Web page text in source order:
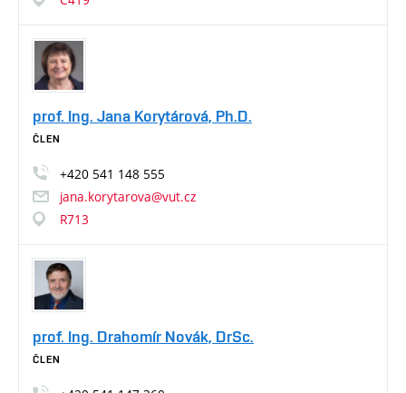
prof. Ing. Jana Korytárová, Ph.D.
ČLEN
+420 541 148 555
jana.korytarova@vut.cz
R713
prof. Ing. Drahomír Novák, DrSc.
ČLEN